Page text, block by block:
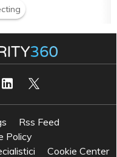
Rss Feed
Policy
Cookie Center